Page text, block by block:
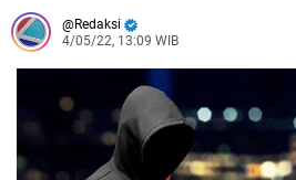
Redaksi
4/05/22, 13:09 WIB